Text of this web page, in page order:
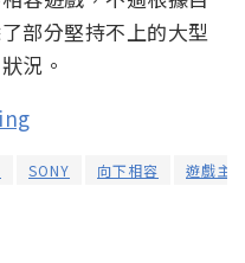
部分堅持不上的大型
況。
SONY 向下相容 遊戲主